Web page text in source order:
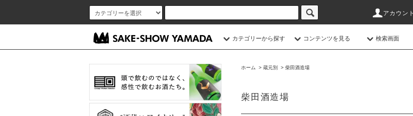
アカウント
カテゴリーから探す コンテンツを見る 検索画面
ホーム > 蔵元別 > 柴田酒造場
柴田酒造場